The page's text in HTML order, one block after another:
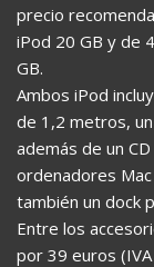
precio
iPod 20 GB y de
GB.
Ambos iPod
de 1,2 metros,
además de un
ordenadores
también un dock
Entre los
por 39 euros